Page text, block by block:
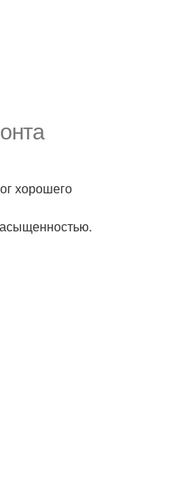
хорошего